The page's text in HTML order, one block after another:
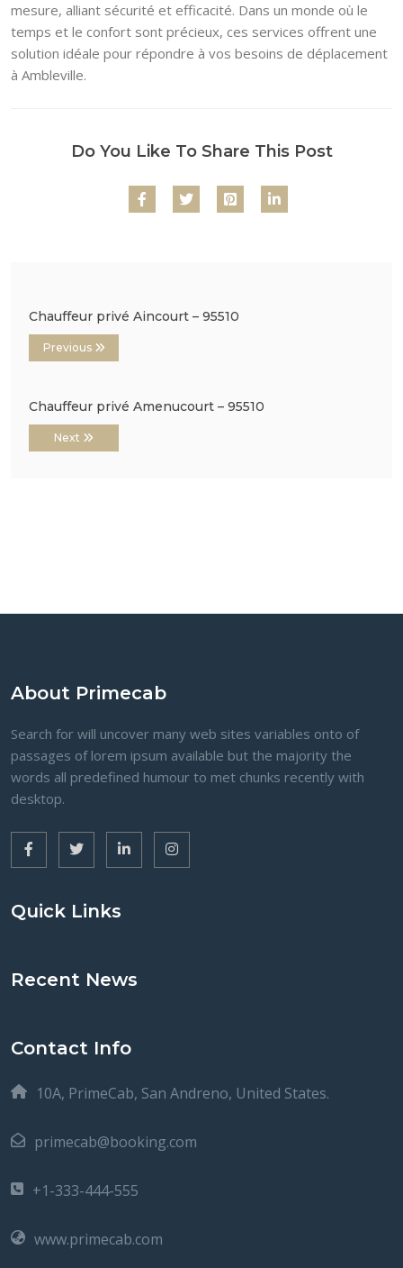
mesure, alliant sécurité et efficacité. Dans un monde où le
temps et le confort sont précieux, ces services offrent une
solution idéale pour répondre à vos besoins de déplacement
à Ambleville.
Do You Like To Share This Post
Chauffeur privé Aincourt – 95510
Previous
Chauffeur privé Amenucourt – 95510
Next
About Primecab
Search for will uncover many web sites variables onto of
passages of lorem ipsum available but the majority the
words all predefined humour to met chunks recently with
desktop.
Quick Links
Recent News
Contact Info
10A, PrimeCab, San Andreno, United States.
primecab@booking.com
+1-333-444-555
www.primecab.com